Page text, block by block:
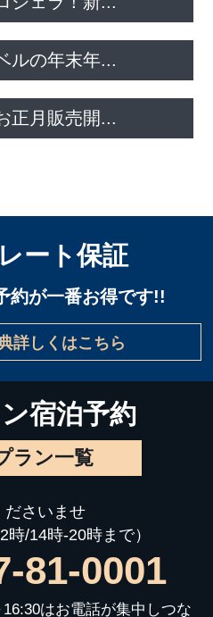
ルの年末年...
正月販売開...
ート保証
約が一番お得です!!
詳しくはこちら
宿泊予約
ラン一覧
ださいませ
時/14時-20時まで）
81-0001
はお電話が集中しつな